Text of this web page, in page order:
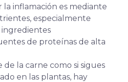
la inflamación es mediante
especialmente
ingredientes
de proteínas de alta
de la carne como si sigues
en las plantas, hay